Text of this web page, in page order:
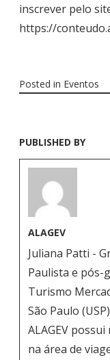
inscrever pelo
https://
Posted in Eventos
PUBLISHED BY
ALAGEV
Juliana Patti -
Paulista e pós-
Turismo
São Paulo
ALAGEV
na área de